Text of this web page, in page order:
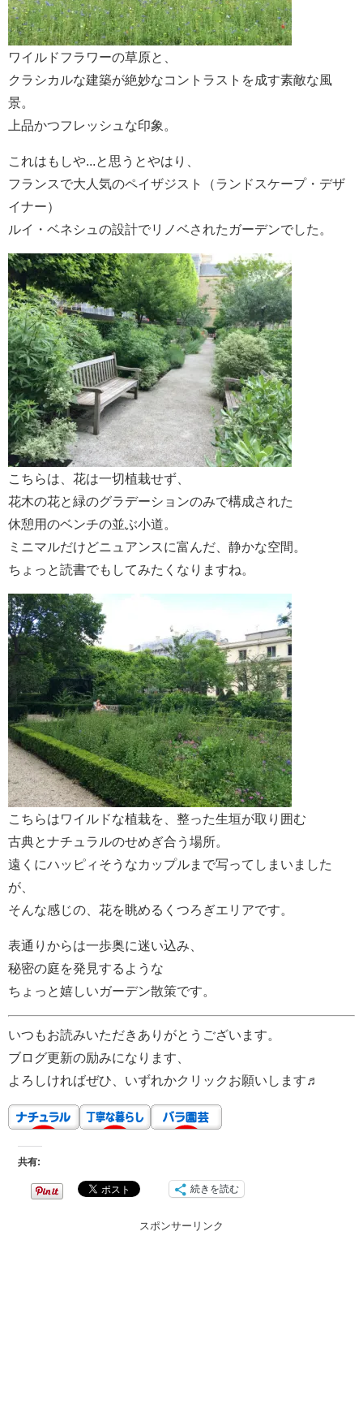
ワイルドフラワーの草原と、
クラシカルな建築が絶妙なコントラストを成す素敵な風
景。
上品かつフレッシュな印象。
これはもしや...と思うとやはり、
フランスで大人気のペイザジスト（ランドスケープ・デザ
イナー）
ルイ・ベネシュの設計でリノベされたガーデンでした。
こちらは、花は一切植栽せず、
花木の花と緑のグラデーションのみで構成された
休憩用のベンチの並ぶ小道。
ミニマルだけどニュアンスに富んだ、静かな空間。
ちょっと読書でもしてみたくなりますね。
こちらはワイルドな植栽を、整った生垣が取り囲む
古典とナチュラルのせめぎ合う場所。
遠くにハッピィそうなカップルまで写ってしまいました
が、
そんな感じの、花を眺めるくつろぎエリアです。
表通りからは一歩奥に迷い込み、
秘密の庭を発見するような
ちょっと嬉しいガーデン散策です。
いつもお読みいただきありがとうございます。
ブログ更新の励みになります、
よろしければぜひ、いずれかクリックお願いします♬
共有:
続きを読む
スポンサーリンク